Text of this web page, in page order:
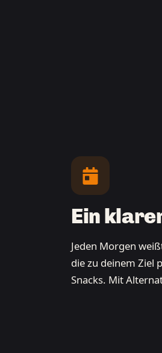
Ein
Jeden Morgen
die zu deinem Ziel
Snacks. Mit